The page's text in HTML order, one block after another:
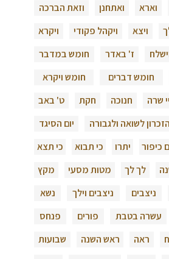
וארא ואתחנן
וזאת הברכה
ויצא ויקהל פקודי
ויקרא
ז' באדר
חומש במדבר
חומש דברים
חומש ויקרא
שרה חנוכה חקת
ט' באב
לשואה ולגבורה
יום הסיגד
כיפור יתרו כי תבוא
כי תצא
לך לך מטות מסעי
מקץ
ניצבים ניצבים וילך
נשא
עשרה בטבת פורים
פנחס
ראה ראש השנה
שבועות